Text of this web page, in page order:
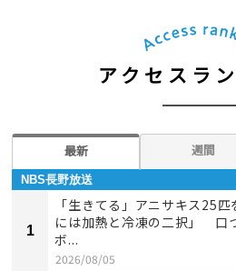
アクセスラ
最新 週間
NBS長野放送
1
「生きてる」アニサキス25
には加熱と冷凍の二択」 口
ボ...
2026/08/05